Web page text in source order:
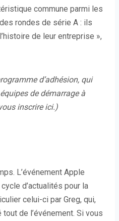
t
r
e
)
commune parmi les
rondes de série A : ils
de leur entreprise »,
d’adhésion, qui
de démarrage à
inscrire ici.)
L’événement Apple
d’actualités pour la
celui-ci par Greg, qui,
de l’événement. Si vous